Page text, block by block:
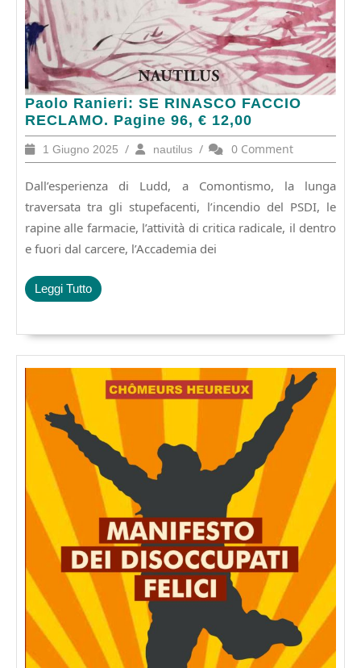
Paolo Ranieri: SE RINASCO FACCIO
RECLAMO. Pagine 96, € 12,00
Paolo
Ranieri:
SE
RINASCO
RECLAMO.
Pagine
96,
12,00
1 Giugno 2025
Giugno
2025
/ nautilusnautilus
/ 0 Comment
Dall’esperienza di Ludd, a Comontismo, la lunga
traversata tra gli stupefacenti, l’incendio del PSDI, le
rapine alle farmacie, l’attività di critica radicale, il dentro
e fuori dal carcere, l’Accademia dei
Leggi TuttoLeggi
Tutto